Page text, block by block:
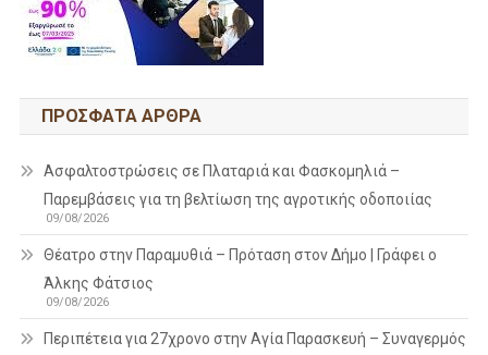
ΠΡΌΣΦΑΤΑ ΆΡΘΡΑ
Ασφαλτοστρώσεις σε Πλαταριά και Φασκομηλιά –
Παρεμβάσεις για τη βελτίωση της αγροτικής οδοποιίας
09/08/2026
Θέατρο στην Παραμυθιά – Πρόταση στον Δήμο | Γράφει ο
Άλκης Φάτσιος
09/08/2026
Περιπέτεια για 27χρονο στην Αγία Παρασκευή – Συναγερμός